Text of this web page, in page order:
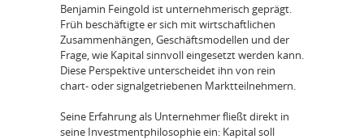
Benjamin Feingold ist unternehmerisch geprägt.
Früh beschäftigte er sich mit wirtschaftlichen
Zusammenhängen, Geschäftsmodellen und der
Frage, wie Kapital sinnvoll eingesetzt werden kann.
Diese Perspektive unterscheidet ihn von rein
chart- oder signalgetriebenen Marktteilnehmern.
Seine Erfahrung als Unternehmer fließt direkt in
seine Investmentphilosophie ein: Kapital soll